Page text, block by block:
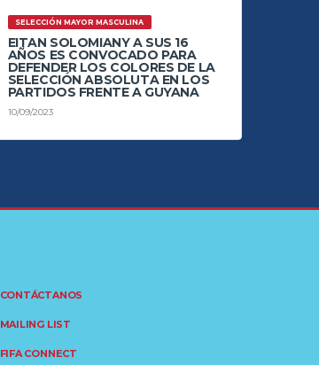
SELECCIÓN MAYOR MASCULINA
EITAN SOLOMIANY A SUS 16
AÑOS ES CONVOCADO PARA
DEFENDER LOS COLORES DE LA
SELECCIÓN ABSOLUTA EN LOS
PARTIDOS FRENTE A GUYANA
10/09/2023
CONTÁCTANOS
MAILING LIST
FIFA CONNECT